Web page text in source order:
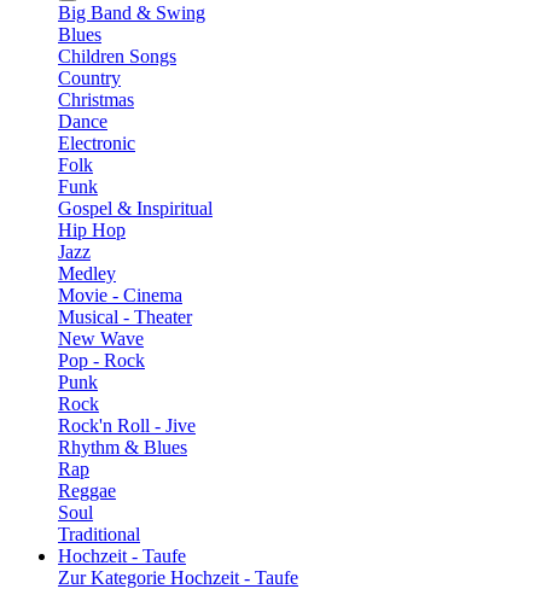
Big Band & Swing
Blues
Children Songs
Country
Christmas
Dance
Electronic
Folk
Funk
Gospel & Inspiritual
Hip Hop
Jazz
Medley
Movie - Cinema
Musical - Theater
New Wave
Pop - Rock
Punk
Rock
Rock'n Roll - Jive
Rhythm & Blues
Rap
Reggae
Soul
Traditional
Hochzeit - Taufe
Zur Kategorie Hochzeit - Taufe